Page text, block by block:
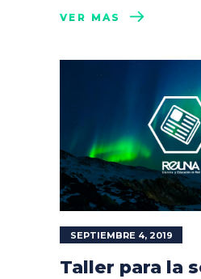
VER MÁS
SEPTIEMBRE 4, 2019
Taller para la